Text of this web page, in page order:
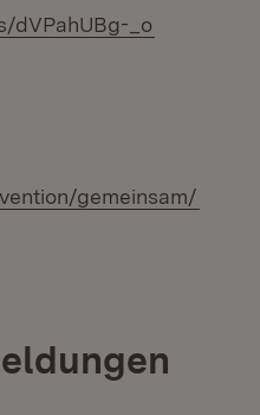
dVPahUBg-_o
gemeinsam/